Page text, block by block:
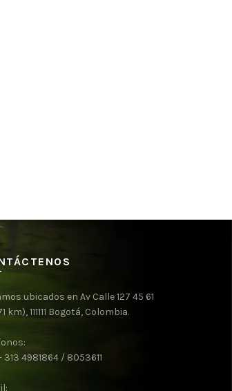
ubicados en Av Calle 127 45 61
km), 111111 Bogotá, Colombia.
313 4981864 / 8053611